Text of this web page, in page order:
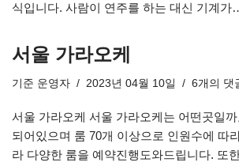
식입니다. 사람이 연주를 하는 대신 기계가
서울 가라오케
기준 운영자 2023년 04월 10일 6개의 댓
서울 가라오케 서울 가라오케는 어떤곳일
되어있으며 룸 70개 이상으로 인원수에 따
라 다양한 룸을 예약진행도와드립니다. 또